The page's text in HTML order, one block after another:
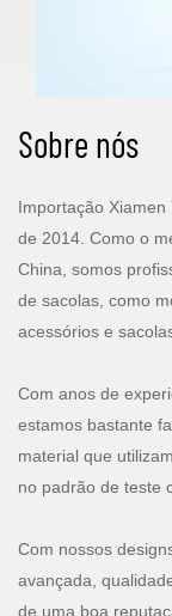
Sobre nós
Importação
de 2014. Como o
China, somos
de sacolas, como
acessórios e
Com anos de
estamos bastante
material que
no padrão de teste
Com nossos
avançada,
de uma boa